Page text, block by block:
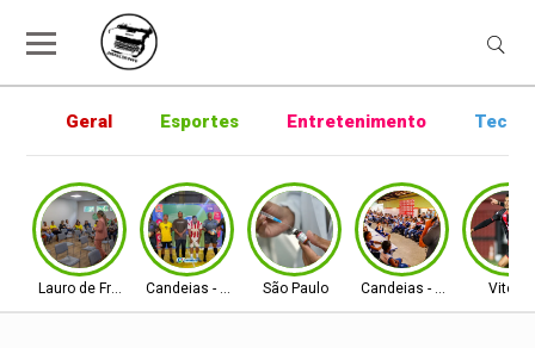
Geral Esportes Entretenimento
Lauro de Freitas Candeias - BA São Paulo Candeias - BA Vitória